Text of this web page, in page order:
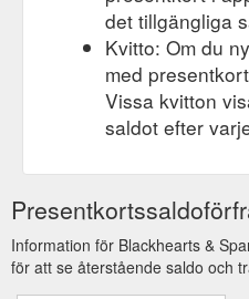
det tillgängliga
Kvitto: Om du
med
Vissa kvitton
saldot efter
Information för Blackhearts &
för att se återstående saldo och